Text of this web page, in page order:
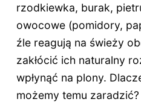
rzodkiewka, burak,
owocowe (pomidory,
źle reagują na świeży
zakłócić ich naturalny
wpłynąć na plony.
możemy temu